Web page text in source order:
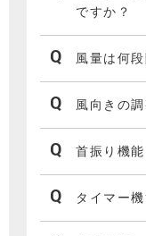
ですか？
風量は何
風向きの
首振り機
タイマー